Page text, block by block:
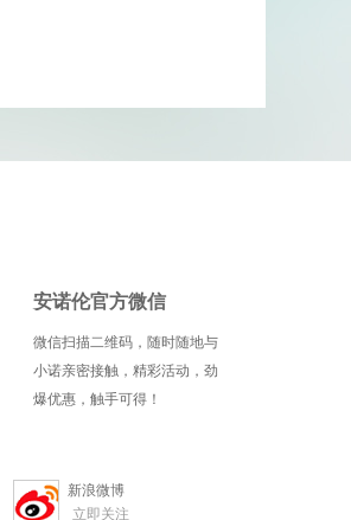
安诺伦官方微信
微信扫描二维码，随时随地与
小诺亲密接触，精彩活动，劲
爆优惠，触手可得！
新浪微博
立即关注